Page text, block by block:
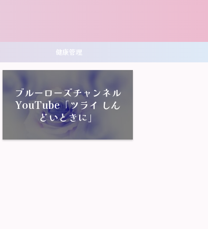
健康管理
ブルーローズチャンネル
YouTube「ツライ しん
どいときに」